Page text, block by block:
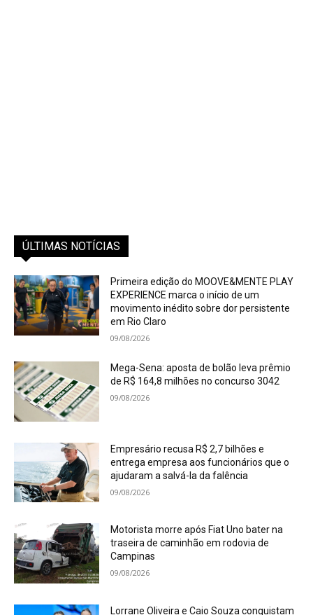
ÚLTIMAS NOTÍCIAS
Primeira edição do MOOVE&MENTE PLAY
EXPERIENCE marca o início de um
movimento inédito sobre dor persistente
em Rio Claro
09/08/2026
Mega-Sena: aposta de bolão leva prêmio
de R$ 164,8 milhões no concurso 3042
09/08/2026
Empresário recusa R$ 2,7 bilhões e
entrega empresa aos funcionários que o
ajudaram a salvá-la da falência
09/08/2026
Motorista morre após Fiat Uno bater na
traseira de caminhão em rodovia de
Campinas
09/08/2026
Lorrane Oliveira e Caio Souza conquistam